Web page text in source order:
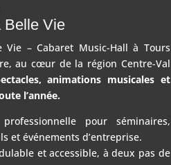
Belle Vie
Vie – Cabaret Music-Hall à Tours
au cœur de la région Centre-Val
animations musicales et
l’année.
pour séminaires,
et événements d’entreprise.
et accessible, à deux pas de